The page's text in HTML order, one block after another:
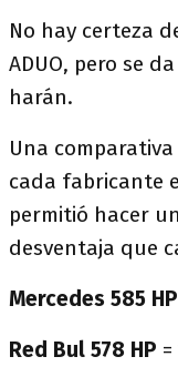
No hay certeza
ADUO, pero se
harán.
Una
cada fabricante
permitió hacer
desventaja que
Mercedes 585 HP
Red Bul 578 HP